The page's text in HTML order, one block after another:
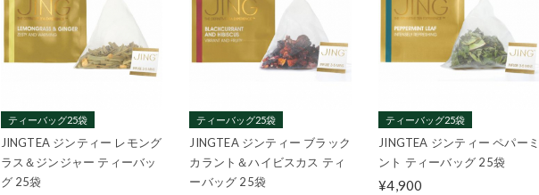
ティーバッグ25袋
JINGTEA ジンティー レモング
ラス＆ジンジャー ティーバッ
グ 25袋
ティーバッグ25袋
JINGTEA ジンティー ブラック
カラント＆ハイビスカス ティ
ーバッグ 25袋
ティーバッグ25袋
JINGTEA ジンティー ペパーミ
ント ティーバッグ 25袋
¥4,900